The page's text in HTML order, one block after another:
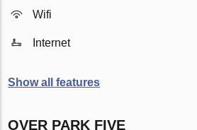
Wifi
Internet
Show all features
OVER PARK FIVE